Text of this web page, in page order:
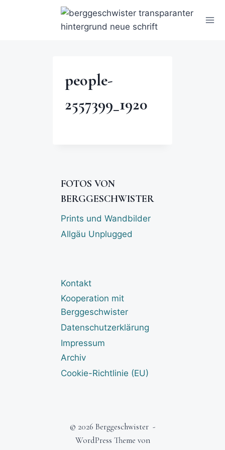
people-
2557399_1920
FOTOS VON
BERGGESCHWISTER
Prints und Wandbilder
Allgäu Unplugged
Kontakt
Kooperation mit
Berggeschwister
Datenschutzerklärung
Impressum
Archiv
Cookie-Richtlinie (EU)
© 2026 Berggeschwister -
WordPress Theme von